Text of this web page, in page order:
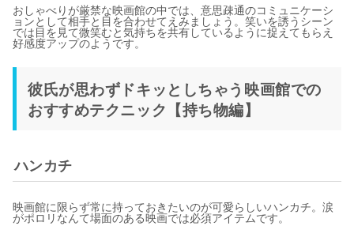
おしゃべりが厳禁な映画館の中では、意思疎通のコミュニケーシ
ョンとして相手と目を合わせてえみましょう。笑いを誘うシーン
では目を見て微笑むと気持ちを共有しているように捉えてもらえ
好感度アップのようです。
彼氏が思わずドキッとしちゃう映画館での
おすすめテクニック【持ち物編】
ハンカチ
映画館に限らず常に持っておきたいのが可愛らしいハンカチ。涙
がポロリなんて場面のある映画では必須アイテムです。